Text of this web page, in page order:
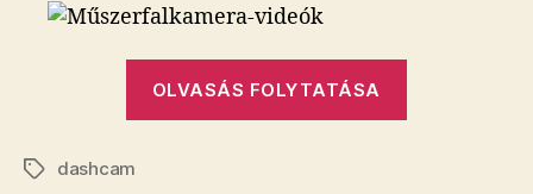
OLVASÁS FOLYTATÁSA
Címkékdashcam